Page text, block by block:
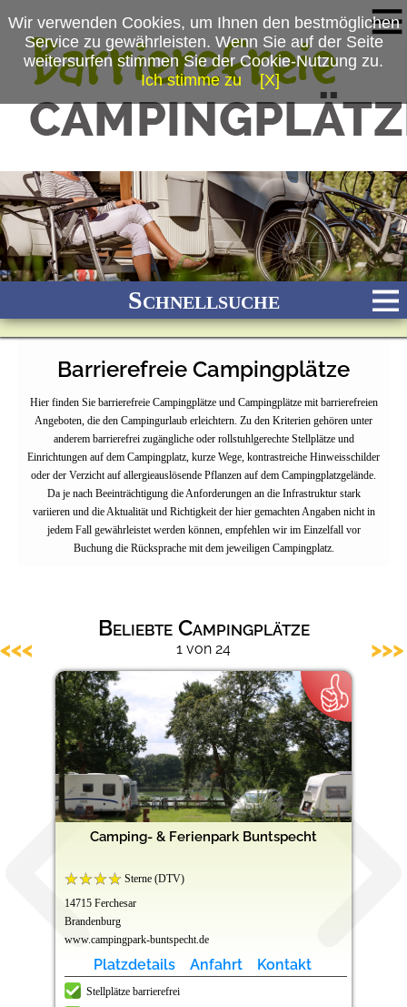
Schnellsuche
See
Wald/Wiesen
Stadtnah
Ganzjährig geöffnet
Barrierefreie Campingplätze
Barrierefreie Campingplätze
Hier finden Sie barrierefreie Campingplätze und Campingplätze mit barrierefreien
Angeboten, die den Campingurlaub erleichtern. Zu den Kriterien gehören unter
anderem barrierefrei zugängliche oder rollstuhlgerechte Stellplätze und
Einrichtungen auf dem Campingplatz, kurze Wege, kontrastreiche Hinweisschilder
oder der Verzicht auf allergieauslösende Pflanzen auf dem Campingplatzgelände.
Da je nach Beeinträchtigung die Anforderungen an die Infrastruktur stark
variieren und die Aktualität und Richtigkeit der hier gemachten Angaben nicht in
jedem Fall gewährleistet werden können, empfehlen wir im Einzelfall vor
Buchung die Rücksprache mit dem jeweiligen Campingplatz.
Beliebte Campingplätze
Camping- & Ferienpark Buntspecht
Sterne (DTV)
14715 Ferchesar
Brandenburg
www.campingpark-buntspecht.de
Platzdetails Anfahrt Kontakt
Stellplätze barrierefrei
1 von 24
<<< >>>
Wir verwenden Cookies, um Ihnen den bestmöglichen
Service zu gewährleisten. Wenn Sie auf der Seite
weitersurfen stimmen Sie der Cookie-Nutzung zu.
Ich stimme zu
[X]